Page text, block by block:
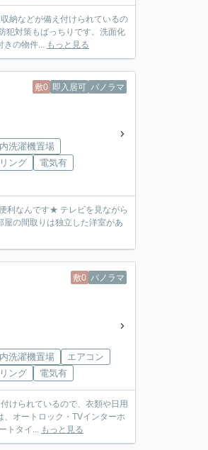
納などが備え付けられているの
犯対策もばっちりです。洗面化
きの物件... もっと見る
敷0 即入居可 パノラマ
洗濯機置場
ング
電気有
利なんです★ テレビを見ながら
の間取りは独立した洋室があ
敷0 パノラマ
洗濯機置場
エアコン
ング 電気有
けられているので、衣類や日用
オートロック・TVインターホ
トタイ... もっと見る